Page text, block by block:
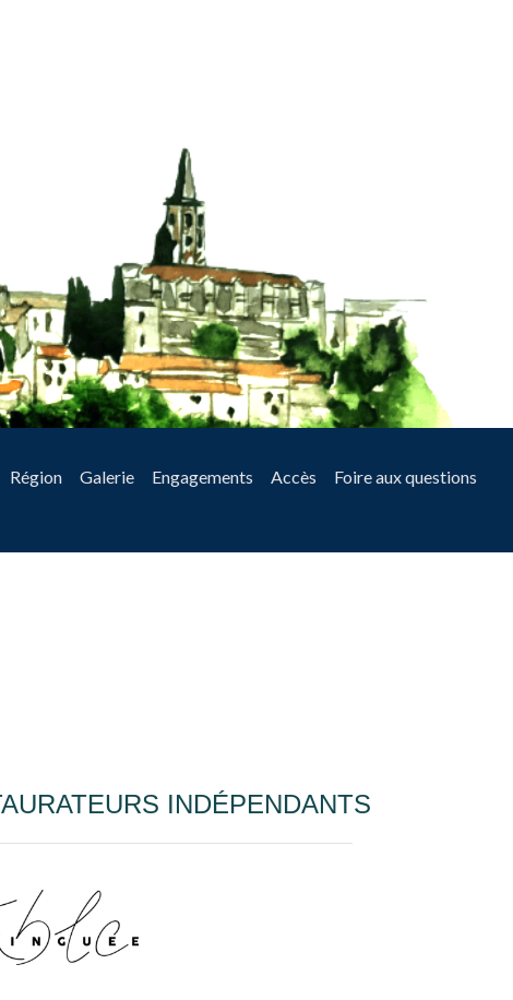
Région Galerie Engagements Accès
Foire aux questions
INDÉPENDANTS